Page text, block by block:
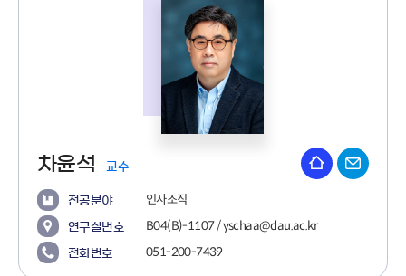
차윤석 교수
전공분야 인사조직
연구실번호 B04(B)-1107 / yschaa@dau.ac.kr
전화번호 051-200-7439